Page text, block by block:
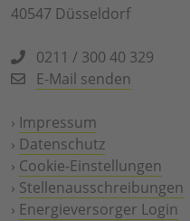
40547 Düsseldorf
0211 / 300 40 329
E-Mail senden
› Impressum
› Datenschutz
› Cookie-Einstellungen
› Stellenausschreibungen
› Energieversorger Login